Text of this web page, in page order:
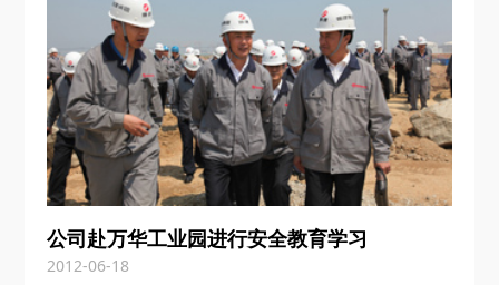
公司赴万华工业园进行安全教育学习
2012-06-18